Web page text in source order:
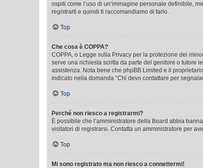
ospiti come l’uso di un’immagine personale definibile,
registrarti e quindi ti raccomandiamo di farlo.
Top
Che cosa è COPPA?
COPPA, o Legge sulla Privacy per la protezione dei
serve una richiesta scritta da parte del genitore o tutore
assistenza. Nota bene che phpBB Limited e il
indicato nella domanda “Chi devo contattare per
Top
Perché non riesco a registrarmi?
È possibile che l’amministratore della Board abbia
visitatori di registrarsi. Contatta un amministratore per
Top
Mi sono registrato ma non riesco a connettermi!